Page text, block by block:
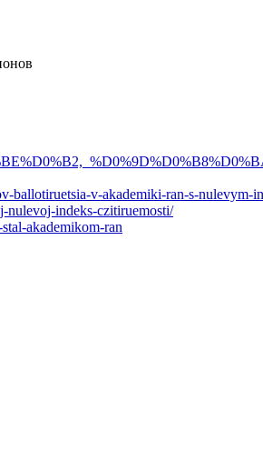
ballotiruetsia-v-akademiki-ran-s-nulevym-i
nulevoj-indeks-czitiruemosti/
akademikom-ran